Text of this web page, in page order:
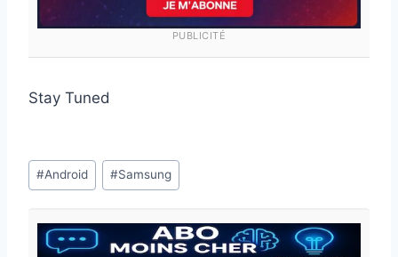
PUBLICITÉ
Stay Tuned
Étiquettes
de
publication :
#Android #Samsung